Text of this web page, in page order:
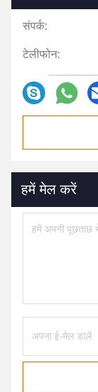
संपर्क:
टेलीफोन:
हमें मेल करें